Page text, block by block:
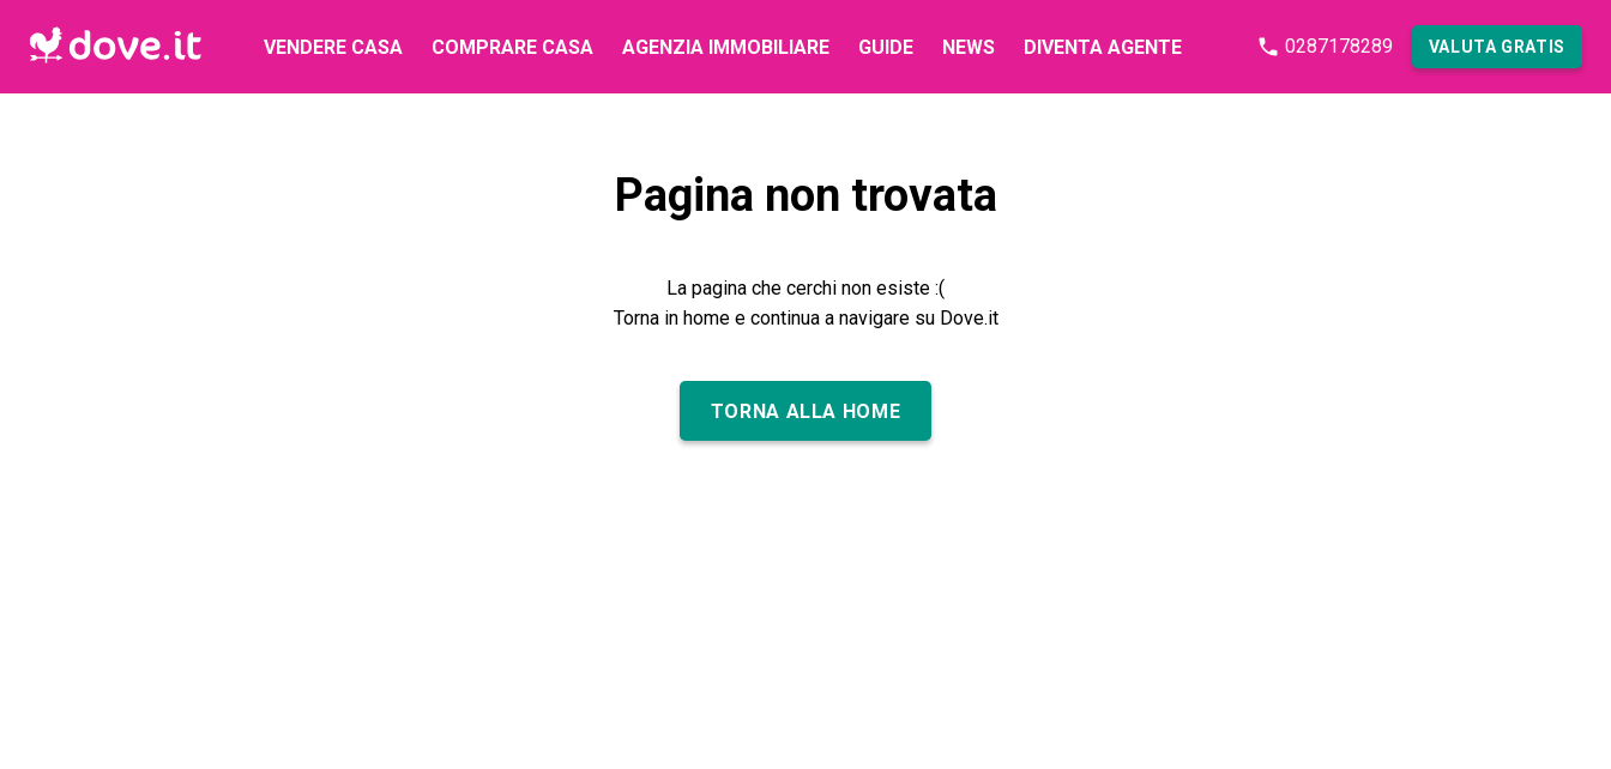
VENDERE CASA COMPRARE CASA AGENZIA IMMOBILIARE GUIDE NEWS DIVENTA AGENTE 0287178289 VALUTA GRATIS
Pagina non trovata
La pagina che cerchi non esiste :(
Torna in home e continua a navigare su Dove.it
TORNA ALLA HOME